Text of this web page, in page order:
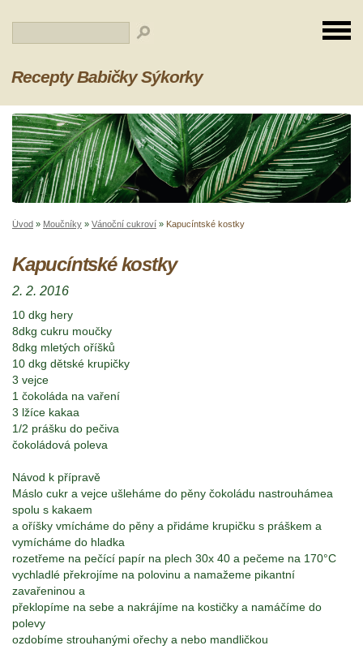
Recepty Babičky Sýkorky
Úvod » Moučníky » Vánoční cukroví » Kapucíntské kostky
Kapucíntské kostky
2. 2. 2016
10 dkg hery
8dkg cukru moučky
8dkg mletých oříšků
10 dkg dětské krupičky
3 vejce
1 čokoláda na vaření
3 lžíce kakaa
1/2 prášku do pečiva
čokoládová poleva
Návod k přípravě
Máslo cukr a vejce ušleháme do pěny čokoládu nastrouhámea
spolu s kakaem
a oříšky vmícháme do pěny a přidáme krupičku s práškem a
vymícháme do hladka
rozetřeme na pečící papír na plech 30x 40 a pečeme na 170°C
vychladlé překrojíme na polovinu a namažeme pikantní
zavařeninou a
překlopíme na sebe a nakrájíme na kostičky a namáčíme do
polevy
ozdobíme strouhanými ořechy a nebo mandličkou